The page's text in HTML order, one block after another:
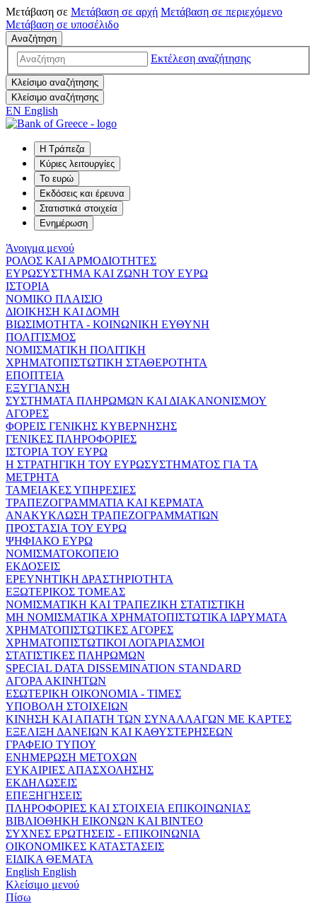
Μετάβαση σε Μετάβαση σε αρχή Μετάβαση σε περιεχόμενο
Μετάβαση σε υποσέλιδο
Αναζήτηση
Εκτέλεση αναζήτησης
Κλείσιμο αναζήτησης
Κλείσιμο αναζήτησης
EN English
Η Τράπεζα
Κύριες λειτουργίες
Το ευρώ
Εκδόσεις και έρευνα
Στατιστικά στοιχεία
Ενημέρωση
Άνοιγμα μενού
ΡΟΛΟΣ ΚΑΙ ΑΡΜΟΔΙΟΤΗΤΕΣ
ΕΥΡΩΣΥΣΤΗΜΑ ΚΑΙ ΖΩΝΗ ΤΟΥ ΕΥΡΩ
ΙΣΤΟΡΙΑ
ΝΟΜΙΚΟ ΠΛΑΙΣΙΟ
ΔΙΟΙΚΗΣΗ ΚΑΙ ΔΟΜΗ
ΒΙΩΣΙΜΟΤΗΤΑ - ΚΟΙΝΩΝΙΚΗ ΕΥΘΥΝΗ
ΠΟΛΙΤΙΣΜΟΣ
ΝΟΜΙΣΜΑΤΙΚΗ ΠΟΛΙΤΙΚΗ
ΧΡΗΜΑΤΟΠΙΣΤΩΤΙΚΗ ΣΤΑΘΕΡΟΤΗΤΑ
ΕΠΟΠΤΕΙΑ
ΕΞΥΓΙΑΝΣΗ
ΣΥΣΤΗΜΑΤΑ ΠΛΗΡΩΜΩΝ ΚΑΙ ΔΙΑΚΑΝΟΝΙΣΜΟΥ
ΑΓΟΡΕΣ
ΦΟΡΕΙΣ ΓΕΝΙΚΗΣ ΚΥΒΕΡΝΗΣΗΣ
ΓΕΝΙΚΕΣ ΠΛΗΡΟΦΟΡΙΕΣ
ΙΣΤΟΡΙΑ ΤΟΥ ΕΥΡΩ
Η ΣΤΡΑΤΗΓΙΚΗ ΤΟΥ ΕΥΡΩΣΥΣΤΗΜΑΤΟΣ ΓΙΑ ΤΑ
ΜΕΤΡΗΤΑ
ΤΑΜΕΙΑΚΕΣ ΥΠΗΡΕΣΙΕΣ
ΤΡΑΠΕΖΟΓΡΑΜΜΑΤΙΑ ΚΑΙ ΚΕΡΜΑΤΑ
ΑΝΑΚΥΚΛΩΣΗ ΤΡΑΠΕΖΟΓΡΑΜΜΑΤΙΩΝ
ΠΡΟΣΤΑΣΙΑ ΤΟΥ ΕΥΡΩ
ΨΗΦΙΑΚΟ ΕΥΡΩ
ΝΟΜΙΣΜΑΤΟΚΟΠΕΙΟ
ΕΚΔΟΣΕΙΣ
ΕΡΕΥΝΗΤΙΚΗ ΔΡΑΣΤΗΡΙΟΤΗΤΑ
ΕΞΩΤΕΡΙΚΟΣ ΤΟΜΕΑΣ
ΝΟΜΙΣΜΑΤΙΚΗ ΚΑΙ ΤΡΑΠΕΖΙΚΗ ΣΤΑΤΙΣΤΙΚΗ
ΜΗ ΝΟΜΙΣΜΑΤΙΚΑ ΧΡΗΜΑΤΟΠΙΣΤΩΤΙΚΑ ΙΔΡΥΜΑΤΑ
ΧΡΗΜΑΤΟΠΙΣΤΩΤΙΚΕΣ ΑΓΟΡΕΣ
ΧΡΗΜΑΤΟΠΙΣΤΩΤΙΚΟΙ ΛΟΓΑΡΙΑΣΜΟΙ
ΣΤΑΤΙΣΤΙΚΕΣ ΠΛΗΡΩΜΩΝ
SPECIAL DATA DISSEMINATION STANDARD
ΑΓΟΡΑ ΑΚΙΝΗΤΩΝ
ΕΣΩΤΕΡΙΚΗ ΟΙΚΟΝΟΜΙΑ - ΤΙΜΕΣ
ΥΠΟΒΟΛΗ ΣΤΟΙΧΕΙΩΝ
ΚΙΝΗΣΗ ΚΑΙ ΑΠΑΤΗ ΤΩΝ ΣΥΝΑΛΛΑΓΩΝ ΜΕ ΚΑΡΤΕΣ
ΕΞΕΛΙΞΗ ΔΑΝΕΙΩΝ ΚΑΙ ΚΑΘΥΣΤΕΡΗΣΕΩΝ
ΓΡΑΦΕΙΟ ΤΥΠΟΥ
ΕΝΗΜΕΡΩΣΗ ΜΕΤΟΧΩΝ
ΕΥΚΑΙΡΙΕΣ ΑΠΑΣΧΟΛΗΣΗΣ
ΕΚΔΗΛΩΣΕΙΣ
ΕΠΕΞΗΓΗΣΕΙΣ
ΠΛΗΡΟΦΟΡΙΕΣ ΚΑΙ ΣΤΟΙΧΕΙΑ ΕΠΙΚΟΙΝΩΝΙΑΣ
ΒΙΒΛΙΟΘΗΚΗ ΕΙΚΟΝΩΝ ΚΑΙ ΒΙΝΤΕΟ
ΣΥΧΝΕΣ ΕΡΩΤΗΣΕΙΣ - ΕΠΙΚΟΙΝΩΝΙΑ
ΟΙΚΟΝΟΜΙΚΕΣ ΚΑΤΑΣΤΑΣΕΙΣ
ΕΙΔΙΚΑ ΘΕΜΑΤΑ
English English
Κλείσιμο μενού
Πίσω